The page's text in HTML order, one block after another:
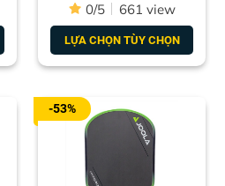
0/5 661 view
LỰA CHỌN TÙY CHỌN
-53%